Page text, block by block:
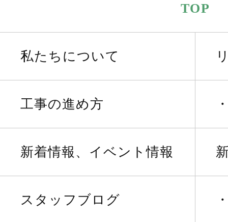
TOP
私たちについて
工事の進め方
新着情報、イベント情報
スタッフブログ